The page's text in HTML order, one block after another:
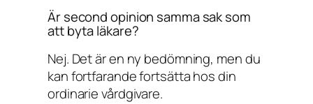
Är second opinion samma sak som
att byta läkare?
Nej. Det är en ny bedömning, men du
kan fortfarande fortsätta hos din
ordinarie vårdgivare.